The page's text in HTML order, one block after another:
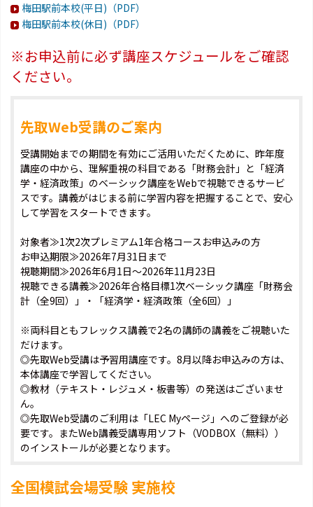
梅田駅前本校(平日)（PDF）
梅田駅前本校(休日)（PDF）
※お申込前に必ず講座スケジュールをご確認
ください。
先取Web受講のご案内
受講開始までの期間を有効にご活用いただくために、昨年度
講座の中から、理解重視の科目である「財務会計」と「経済
学・経済政策」のベーシック講座をWebで視聴できるサービ
スです。講義がはじまる前に学習内容を把握することで、安心
して学習をスタートできます。
対象者≫1次2次プレミアム1年合格コースお申込みの方
お申込期限≫2026年7月31日まで
視聴期間≫2026年6月1日～2026年11月23日
視聴できる講義≫2026年合格目標1次ベーシック講座「財務会
計（全9回）」・「経済学・経済政策（全6回）」
※両科目ともフレックス講義で2名の講師の講義をご視聴いた
だけます。
◎先取Web受講は予習用講座です。8月以降お申込みの方は、
本体講座で学習してください。
◎教材（テキスト・レジュメ・板書等）の発送はございませ
ん。
◎先取Web受講のご利用は「LEC Myページ」へのご登録が必
要です。またWeb講義受講専用ソフト（VODBOX（無料））
のインストールが必要となります。
全国模試会場受験 実施校